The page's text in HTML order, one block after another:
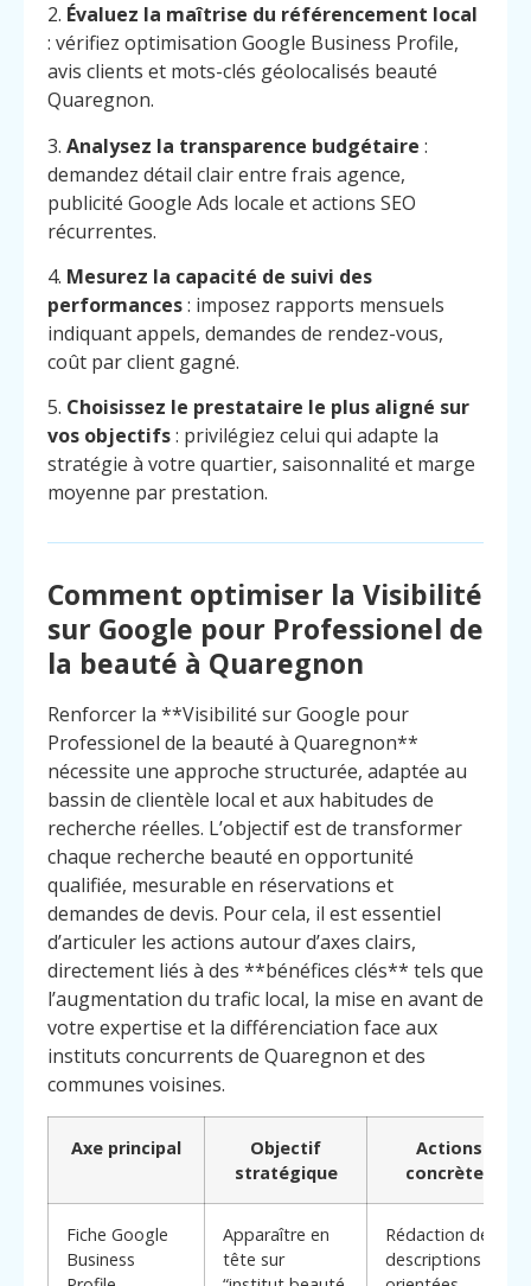
Appelez
2. Évaluez la maîtrise du référencement local
: vérifiez optimisation Google Business Profile,
avis clients et mots-clés géolocalisés beauté
Quaregnon.
3. Analysez la transparence budgétaire :
demandez détail clair entre frais agence,
publicité Google Ads locale et actions SEO
récurrentes.
4. Mesurez la capacité de suivi des
performances: imposez rapports mensuels
indiquant appels, demandes de rendez-vous,
coût par client gagné.
5. Choisissez le prestataire le plus aligné sur
vos objectifs: privilégiez celui qui adapte la
stratégie à votre quartier, saisonnalité et marge
moyenne par prestation.
Comment optimiser la Visibilité
sur Google pour Professionel de
la beauté à Quaregnon
Renforcer la **Visibilité sur Google pour
Professionel de la beauté à Quaregnon**
nécessite une approche structurée, adaptée au
bassin de clientèle local et aux habitudes de
recherche réelles. L’objectif est de transformer
chaque recherche beauté en opportunité
qualifiée, mesurable en réservations et
demandes de devis. Pour cela, il est essentiel
d’articuler les actions autour d’axes clairs,
directement liés à des **bénéfices clés** tels que
l’augmentation du trafic local, la mise en avant de
votre expertise et la différenciation face aux
instituts concurrents de Quaregnon et des
communes voisines.
Axe principal
Objectif
stratégique
Actions
concrètes
Fiche Google
Business
Apparaître en
tête sur
Rédaction de
descriptions